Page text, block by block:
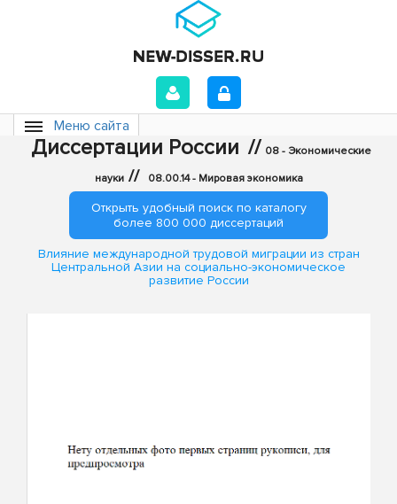
Меню сайта
Диссертации России // 08 - Экономические
науки // 08.00.14 - Мировая экономика
Открыть удобный поиск по каталогу
более 800 000 диссертаций
Влияние международной трудовой миграции из стран
Центральной Азии на социально-экономическое
развитие России